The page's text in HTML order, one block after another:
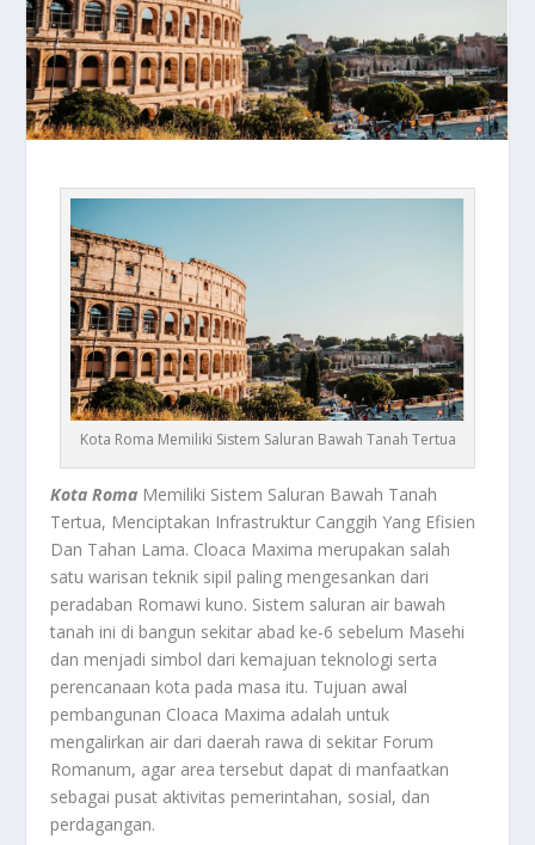
Kota Roma Memiliki Sistem Saluran Bawah Tanah Tertua
Kota Roma Memiliki Sistem Saluran Bawah Tanah
Tertua, Menciptakan Infrastruktur Canggih Yang Efisien
Dan Tahan Lama. Cloaca Maxima merupakan salah
satu warisan teknik sipil paling mengesankan dari
peradaban Romawi kuno. Sistem saluran air bawah
tanah ini di bangun sekitar abad ke-6 sebelum Masehi
dan menjadi simbol dari kemajuan teknologi serta
perencanaan kota pada masa itu. Tujuan awal
pembangunan Cloaca Maxima adalah untuk
mengalirkan air dari daerah rawa di sekitar Forum
Romanum, agar area tersebut dapat di manfaatkan
sebagai pusat aktivitas pemerintahan, sosial, dan
perdagangan.